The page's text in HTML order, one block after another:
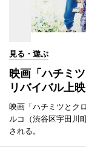
見る・遊ぶ
映画「ハチミ
リバイバル上映
映画「ハチミツとク
ルコ（渋谷区宇田川
される。